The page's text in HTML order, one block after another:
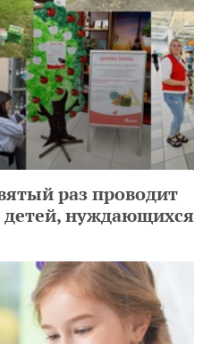
раз проводит
детей, нуждающихся